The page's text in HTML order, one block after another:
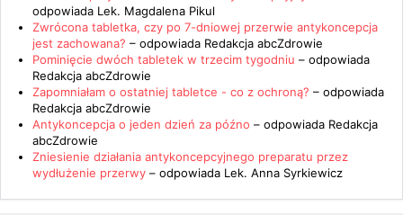
odpowiada Lek. Magdalena Pikul
Zwrócona tabletka, czy po 7-dniowej przerwie antykoncepcja
jest zachowana? – odpowiada Redakcja abcZdrowie
Pominięcie dwóch tabletek w trzecim tygodniu – odpowiada
Redakcja abcZdrowie
Zapomniałam o ostatniej tabletce - co z ochroną? – odpowiada
Redakcja abcZdrowie
Antykoncepcja o jeden dzień za późno – odpowiada Redakcja
abcZdrowie
Zniesienie działania antykoncepcyjnego preparatu przez
wydłużenie przerwy – odpowiada Lek. Anna Syrkiewicz